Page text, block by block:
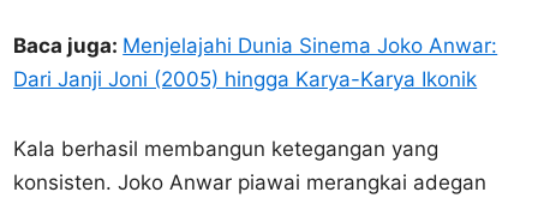
Baca juga: Menjelajahi Dunia Sinema Joko Anwar:
Dari Janji Joni (2005) hingga Karya-Karya Ikonik
Kala berhasil membangun ketegangan yang
konsisten. Joko Anwar piawai merangkai adegan